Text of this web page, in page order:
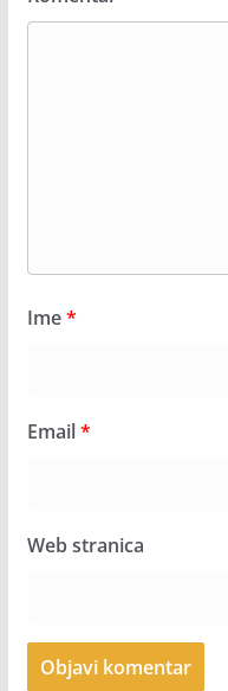
Ime*
Email*
Web stranica